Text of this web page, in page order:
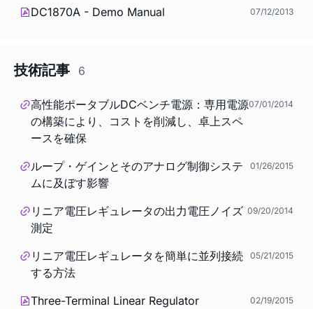
DC1870A - Demo Manual 07/12/2013
技術記事 6
高性能ポータブルDCベンチ電源：専用電源
の構築により、コストを削減し、卓上スペ
ースを確保
07/01/2014
ループ・ゲインとそのアナログ制御システ
ムに及ぼす影響
01/26/2015
リニア電圧レギュレータの出力電圧ノイズ
測定
09/20/2014
リニア電圧レギュレータを簡単に並列接続
する方法
05/21/2015
Three-Terminal Linear Regulator
02/19/2015